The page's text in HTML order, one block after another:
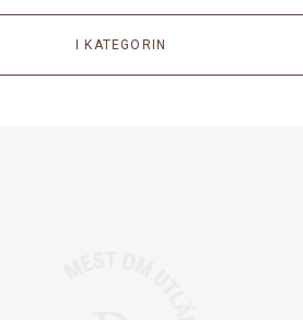
I KATEGORIN